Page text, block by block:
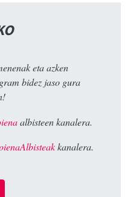
eta azken
bidez jaso gura
albisteen kanalera.
kanalera.